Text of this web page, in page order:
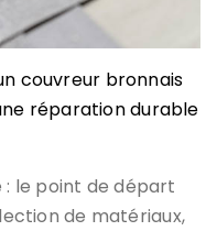
couvreur bronnais
réparation durable
: le point de départ
de matériaux,